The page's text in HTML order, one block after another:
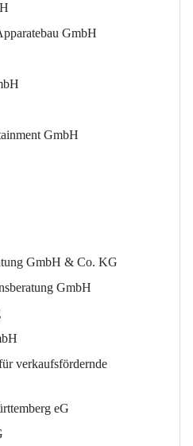
GmbH
GmbH
GmbH & Co. KG
GmbH
verkaufsfördernde
eG